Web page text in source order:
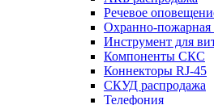
Речевое
Охранно-пожарная
Инструмент для
Компоненты СКС
Коннекторы RJ-45
СКУД распродажа
Телефония